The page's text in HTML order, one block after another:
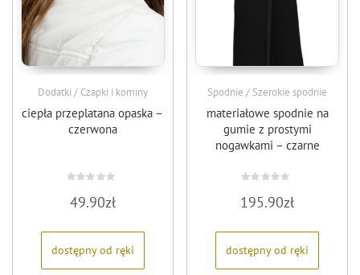
Dodatki / Czapki i kominy
ciepła przeplatana opaska –
czerwona
0
na
49.90zł
dostępny od ręki
Spodnie / Szerokie spodnie
materiałowe spodnie na
gumie z prostymi
nogawkami – czarne
0
na
195.90zł
dostępny od ręki